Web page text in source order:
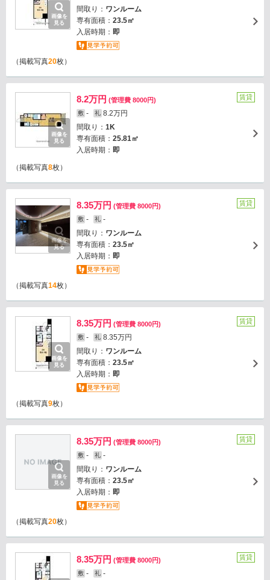
画像を
見る
間取り： ワンルーム
専有面積： 23.5㎡
入居時期： 即
（掲載写真20枚）
画像を
見る
8.2万円 (管理費 8000円)
敷 - 礼 8.2万円
間取り： 1K
専有面積： 25.81㎡
入居時期： 即
賃貸
（掲載写真8枚）
画像を
見る
8.35万円 (管理費 8000円)
敷 - 礼 -
間取り： ワンルーム
専有面積： 23.5㎡
入居時期： 即
賃貸
（掲載写真14枚）
画像を
見る
8.35万円 (管理費 8000円)
敷 - 礼 8.35万円
間取り： ワンルーム
専有面積： 23.5㎡
入居時期： 即
賃貸
（掲載写真9枚）
画像を
見る
8.35万円 (管理費 8000円)
敷 - 礼 -
間取り： ワンルーム
専有面積： 23.5㎡
入居時期： 即
賃貸
（掲載写真20枚）
8.35万円 (管理費 8000円)
敷 - 礼 -
賃貸